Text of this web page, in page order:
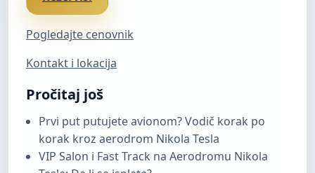
Pogledajte cenovnik
Kontakt i lokacija
Pročitaj još
Prvi put putujete avionom? Vodič korak po
korak kroz aerodrom Nikola Tesla
VIP Salon i Fast Track na Aerodromu Nikola